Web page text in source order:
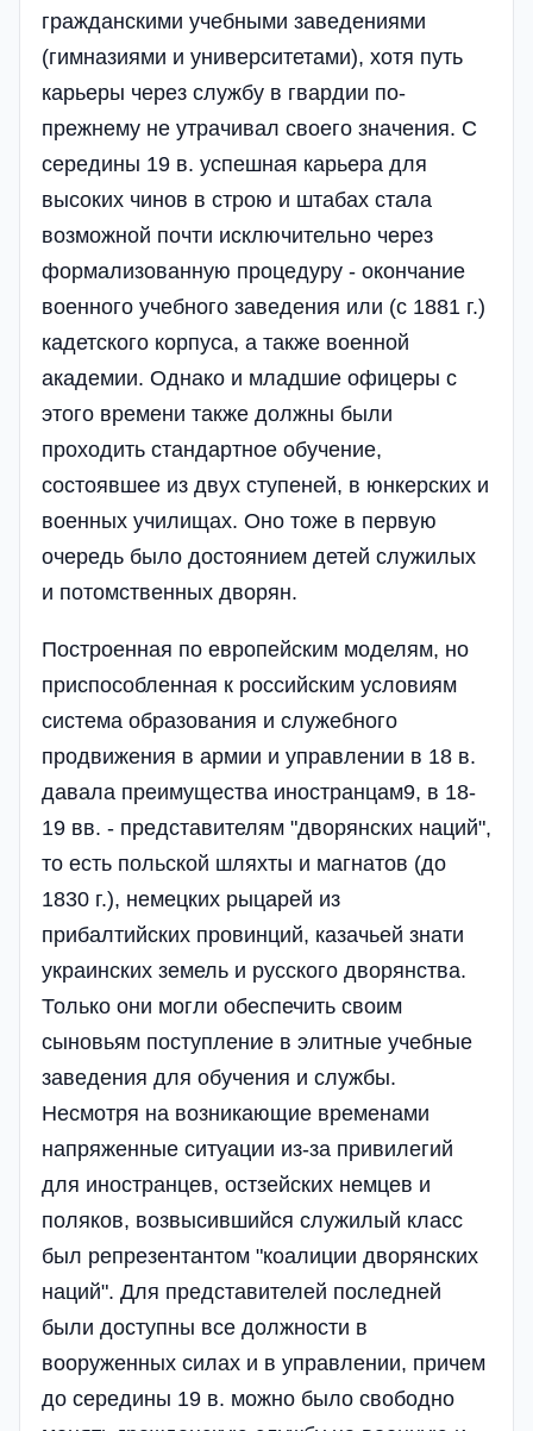
гражданскими учебными заведениями
(гимназиями и университетами), хотя путь
карьеры через службу в гвардии по-
прежнему не утрачивал своего значения. С
середины 19 в. успешная карьера для
высоких чинов в строю и штабах стала
возможной почти исключительно через
формализованную процедуру - окончание
военного учебного заведения или (с 1881 г.)
кадетского корпуса, а также военной
академии. Однако и младшие офицеры с
этого времени также должны были
проходить стандартное обучение,
состоявшее из двух ступеней, в юнкерских и
военных училищах. Оно тоже в первую
очередь было достоянием детей служилых
и потомственных дворян.
Построенная по европейским моделям, но
приспособленная к российским условиям
система образования и служебного
продвижения в армии и управлении в 18 в.
давала преимущества иностранцам9, в 18-
19 вв. - представителям "дворянских наций",
то есть польской шляхты и магнатов (до
1830 г.), немецких рыцарей из
прибалтийских провинций, казачьей знати
украинских земель и русского дворянства.
Только они могли обеспечить своим
сыновьям поступление в элитные учебные
заведения для обучения и службы.
Несмотря на возникающие временами
напряженные ситуации из-за привилегий
для иностранцев, остзейских немцев и
поляков, возвысившийся служилый класс
был репрезентантом "коалиции дворянских
наций". Для представителей последней
были доступны все должности в
вооруженных силах и в управлении, причем
до середины 19 в. можно было свободно